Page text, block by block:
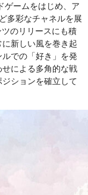
ゲームをはじめ、ア
多彩なチャネルを展
のリリースにも積
新しい風を巻き起
での「好き」を発
による多角的な戦
ションを確立して